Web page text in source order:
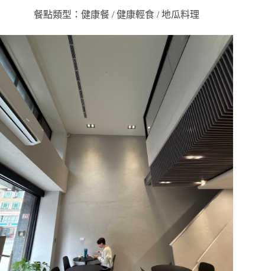
餐點類型：健康餐 / 健康輕食 / 地瓜料理